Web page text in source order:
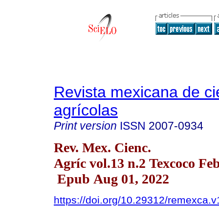
Revista mexicana de
agrícolas
Print version ISSN 2007-0934
Rev. Mex. Cienc.
Agríc vol.13 n.2 Texcoco
Epub Aug 01, 2022
https://doi.org/10.29312/